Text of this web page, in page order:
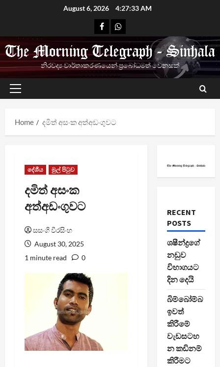
August 6, 2026 4:27:33 AM
FacebookWhatsapp
නිරවද්‍ය වාර්තාකරණයෙන් ප්‍රබෝධමත් වෙනසක්
Primary
Home
දමිත් අසංක අත්අඩංගුවට
දේශීය මුල් පිටුව
දමිත් අසංක
අත්අඩංගුවට
සසංගි වීරසිංහ
August 30, 2025
1 minute read
0
RECENT
POSTS
ශෂීන්ද්‍රගේ
නඩුව
විභාගයට
දින දෙයි
බිම්බෝම්බ
ඉවත්
කිරීමේ
වැඩසටහ
න කඩිනම්
කිරීමට